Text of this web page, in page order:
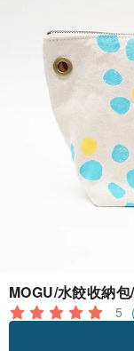
MOGU/水餃收納
5